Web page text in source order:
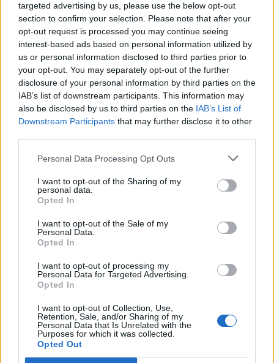
targeted advertising by us, please use the below opt-out
section to confirm your selection. Please note that after your
opt-out request is processed you may continue seeing
interest-based ads based on personal information utilized by
us or personal information disclosed to third parties prior to
your opt-out. You may separately opt-out of the further
disclosure of your personal information by third parties on the
IAB’s list of downstream participants. This information may
also be disclosed by us to third parties on the IAB’s List of
Downstream Participants that may further disclose it to other
Personal Data Processing Opt Outs
I want to opt-out of the Sharing of my
personal data.
Opted In
I want to opt-out of the Sale of my
Personal Data.
Opted In
I want to opt-out of processing my
Personal Data for Targeted Advertising.
Opted In
I want to opt-out of Collection, Use,
Retention, Sale, and/or Sharing of my
Personal Data that Is Unrelated with the
Purposes for which it was collected.
Opted Out
y Pfizer prioricen el suministro de dosis de
refuerzo a los países cuya población tiene una
cobertura relativamente alta, se vuelquen en el
baja y media-baja. Para que esto ocurra más
rápidamente, las empresas farmacéuticas
tecnología", ha afirmado.
En este sentido, ha anunciado que otros dos
centros de fabricación, en Japón y Australia,
han recibido la autorización de uso de
emergencia para la producción de la vacuna de